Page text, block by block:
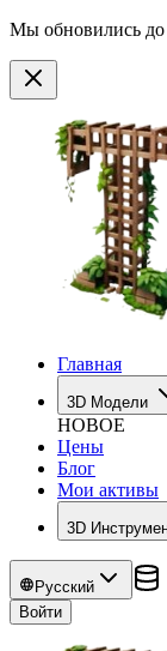
Мы обновились
Главная
3D Модели
НОВОЕ
Цены
Блог
Мои активы
3D
Русский
Войти